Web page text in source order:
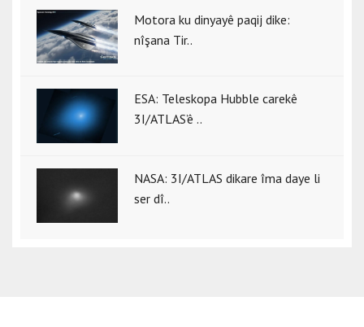
Motora ku dinyayê paqij dike:
nîşana Tir..
ESA: Teleskopa Hubble carekê
3I/ATLAS’ê ..
NASA: 3I/ATLAS dikare îma daye li
ser dî..